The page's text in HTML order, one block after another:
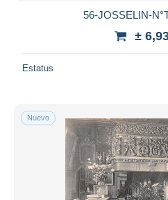
56-JOSSELIN-
±
Estatus
Nuevo